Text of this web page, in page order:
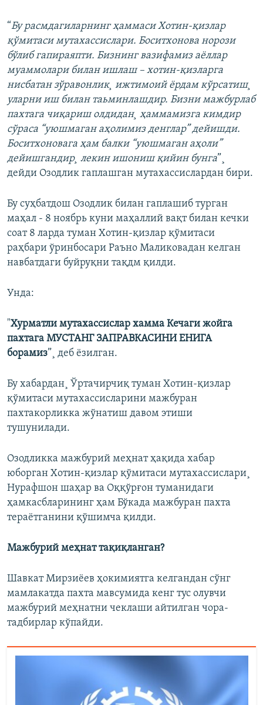
“Бу расмдагиларнинг ҳаммаси Хотин-қизлар
қўмитаси мутахассислари. Боситхонова норози
бўлиб гапираяпти. Бизнинг вазифамиз аёллар
муаммолари билан ишлаш – хотин-қизларга
нисбатан зўравонлик¸ ижтимоий ёрдам кўрсатиш¸
уларни иш билан таьминлашдир. Бизни мажбурлаб
пахтага чиқариш олдидан¸ ҳаммамизга кимдир
сўраса “уюшмаган аҳолимиз денглар” дейишди.
Боситхоновага ҳам балки “уюшмаган аҳоли”
дейишгандир¸ лекин ишониш қийин бунга”¸
дейди Озодлик гаплашган мутахассислардан бири.
Бу суҳбатдош Озодлик билан гаплашиб турган
маҳал - 8 ноябрь куни маҳаллий вақт билан кечки
соат 8 ларда туман Хотин-қизлар қўмитаси
раҳбари ўринбосари Раъно Маликовадан келган
навбатдаги буйруқни тақдм қилди.
Унда:
"Хурматли мутахассислар хамма Кечаги жойга
пахтага МУСТАНГ ЗАПРАВКАСИНИ ЕНИГА
борамиз”¸ деб ëзилган.
Бу хабардан¸ Ўртачирчиқ туман Хотин-қизлар
қўмитаси мутахассисларини мажбуран
пахтакорликка жўнатиш давом этиши
тушунилади.
Озодликка мажбурий меҳнат ҳақида хабар
юборган Хотин-қизлар қўмитаси мутахассислари¸
Нурафшон шаҳар ва Оққўрғон туманидаги
ҳамкасбларининг ҳам Бўкада мажбуран пахта
тераëтганини қўшимча қилди.
Мажбурий меҳнат тақиқланган?
Шавкат Мирзиëев ҳокимиятга келгандан сўнг
мамлакатда пахта мавсумида кенг тус олувчи
мажбурий меҳнатни чеклаши айтилган чора-
тадбирлар кўпайди.